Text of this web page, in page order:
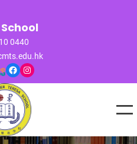
0440
Facebook Instagram